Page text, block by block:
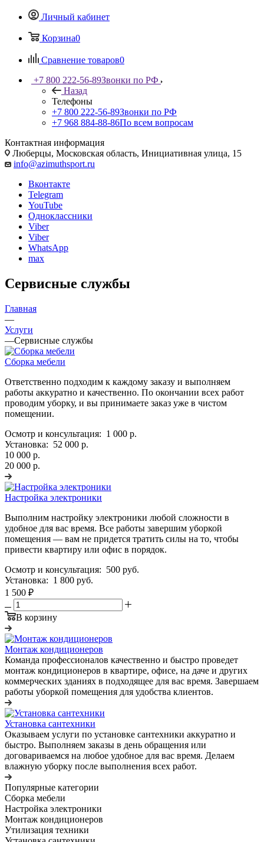
Личный кабинет
Корзина0
Сравнение товаров0
+7 800 222-56-89Звонки по РФ
Назад
Телефоны
+7 800 222-56-89Звонки по РФ
+7 968 884-88-86По всем вопросам
Контактная информация
Люберцы, Московская область, Инициативная улица, 15
info@azimuthsport.ru
Вконтакте
Telegram
YouTube
Одноклассники
Viber
Viber
WhatsApp
max
Сервисные службы
Главная
—
Услуги
—Сервисные службы
Сборка мебели
Ответственно подходим к каждому заказу и выполняем
работы аккуратно и качественно. По окончании всех работ
проводим уборку, и вы принимаете заказ уже в чистом
помещении.
Осмотр и консультация: 1 000 р.
Установка: 52 000 р.
10 000 р.
20 000 р.
Настройка электроники
Выполним настройку электроники любой сложности в
удобное для вас время. Все работы завершим уборкой
помещения — вам не придется тратить силы на то, чтобы
привести квартиру или офис в порядок.
Осмотр и консультация: 500 руб.
Установка: 1 800 руб.
1 500 ₽
В корзину
Монтаж кондиционеров
Команда профессионалов качественно и быстро проведет
монтаж кондиционеров в квартире, офисе, на даче и других
коммерческих зданиях в подходящее для вас время. Завершаем
работы уборкой помещения для удобства клиентов.
Установка сантехники
Оказываем услуги по установке сантехники аккуратно и
быстро. Выполняем заказы в день обращения или
договариваемся на любое удобное для вас время. Делаем
влажную уборку после выполнения всех работ.
Популярные категории
Сборка мебели
Настройка электроники
Монтаж кондиционеров
Утилизация техники